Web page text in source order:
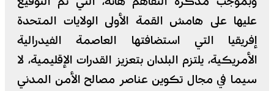
عليها على هامش القمة الأولى الولايات المتحدة
إفريقيا التي استضافتها العاصمة الفيدرالية
الأمريكية، يلتزم البلدان بتعزيز القدرات الإقليمية، لا
سيما في مجال تكوين عناصر مصالح الأمن المدني